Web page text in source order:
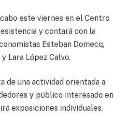
este viernes en el Centro
y contará con la
Esteban Domecq,
Lara López Calvo.
de una actividad orientada a
y público interesado en
exposiciones individuales,